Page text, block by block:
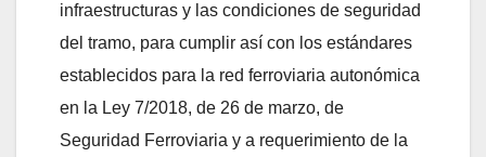
infraestructuras y las condiciones de seguridad
del tramo, para cumplir así con los estándares
establecidos para la red ferroviaria autonómica
en la Ley 7/2018, de 26 de marzo, de
Seguridad Ferroviaria y a requerimiento de la